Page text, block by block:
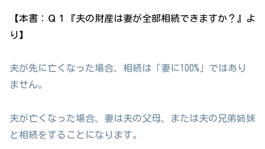
【本書：Ｑ１『夫の財産は妻が全部相続できますか？』よ
り】
夫が先に亡くなった場合、相続は「妻に100%」ではあり
ません。
夫が亡くなった場合、妻は夫の父母、または夫の兄弟姉妹
と相続をすることになります。